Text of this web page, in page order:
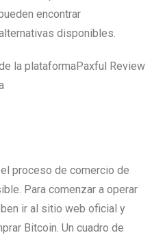
encontrar
disponibles.
la plataformaPaxful Review
proceso de comercio de
Para comenzar a operar
ir al sitio web oficial y
Bitcoin. Un cuadro de